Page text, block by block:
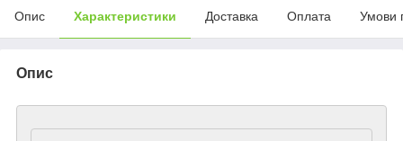
Опис Характеристики Доставка Оплата Умови
Опис